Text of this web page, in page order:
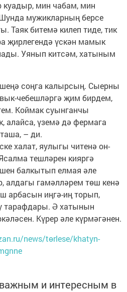
куадыр, мин чабам, мин
мужикларның берсе
битемә килеп тиде, тик
җирлегендә үскән мамык
Уянып китсәм, хатыным
соңга калырсың. Сыерны
чебешләргә җим бирдем,
Коймак суынганчы
алайса, үземә дә фермага
– ди.
халат, яулыгы читенә он-
тешләрен кияргә
балкытып елмая әле
алдагы гамәлләрем төш кенә
арбасын иңгә-иң торып,
тарафдары. Ә хатынын
Күрер әле күрмәгәнен.
news/tөrlese/khatyn-
и интересным в